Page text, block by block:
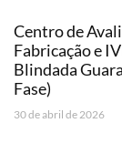
Centro de
Fabricação e
Blindada
Fase)
30 de abril de 2026